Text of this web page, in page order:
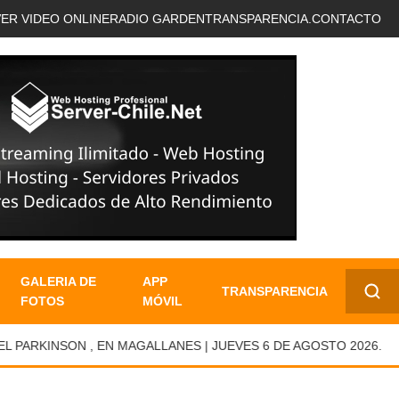
VIDEO ONLINERADIO GARDENTRANSPARENCIA. CONTACTO
GALERIA DE
FOTOS
APP
MÓVIL
TRANSPARENCIA
✕
, EN MAGALLANES | JUEVES 6 DE AGOSTO 2026.